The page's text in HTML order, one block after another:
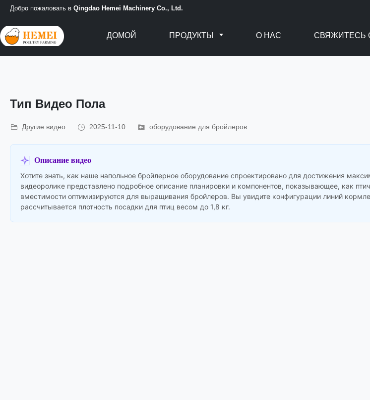
Добро пожаловать в Qingdao Hemei Machinery Co., Ltd.
ДОМОЙ ПРОДУКТЫ О НАС СВЯЖИТЕСЬ
Тип Видео Пола
Другие видео 2025-11-10 оборудование для бройлеров
Описание видео
Хотите знать, как наше напольное бройлерное оборудование спроектировано для достижения
видеоролике представлено подробное описание планировки и компонентов, показывающее, как
вместимости оптимизируются для выращивания бройлеров. Вы увидите конфигурации линий
рассчитывается плотность посадки для птиц весом до 1,8 кг.